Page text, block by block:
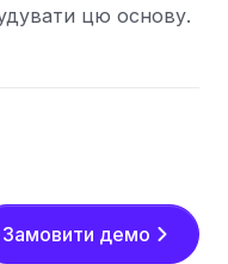
цю основу.
Замовити демо